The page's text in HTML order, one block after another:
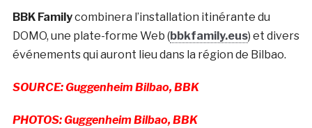
BBK Familycombinera l’installation itinérante du
DOMO, une plate-forme Web (bbkfamily.eus) et divers
événements qui auront lieu dans la région de Bilbao.
SOURCE: Guggenheim Bilbao, BBK
PHOTOS: Guggenheim Bilbao, BBK